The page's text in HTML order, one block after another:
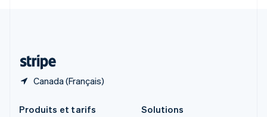
Canada (Français)
Produits et tarifs
Solutions